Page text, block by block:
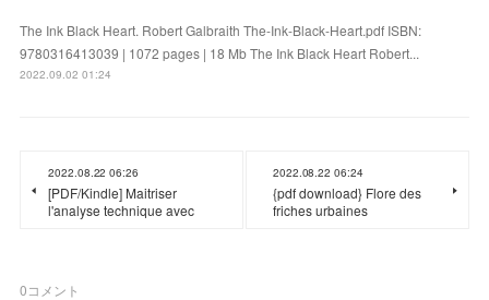
The Ink Black Heart. Robert Galbraith The-Ink-Black-Heart.pdf ISBN:
9780316413039 | 1072 pages | 18 Mb The Ink Black Heart Robert...
2022.09.02 01:24
2022.08.22 06:26
[PDF/Kindle] Maitriser
l'analyse technique avec
2022.08.22 06:24
{pdf download} Flore des
friches urbaines
0コメント